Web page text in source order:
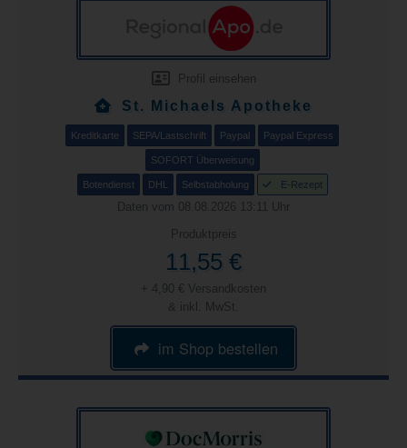
Profil einsehen
St. Michaels Apotheke
Kreditkarte SEPA/Lastschrift Paypal Paypal Express
SOFORT Überweisung
Botendienst DHL Selbstabholung E-Rezept
Daten vom 08.08.2026 13:11 Uhr
Produktpreis
11,55 €
+ 4,90 € Versandkosten
& inkl. MwSt.
im Shop bestellen